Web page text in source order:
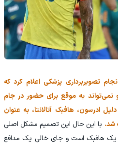
تصویربرداری پزشکی اعلام کرد که
به موقع برای حضور در جام
ادرسون، هافبک آتالانتا، به عنوان
شد. با این حال این تصمیم مشکل اصلی
یک هافبک است و جای خالی یک مدافع